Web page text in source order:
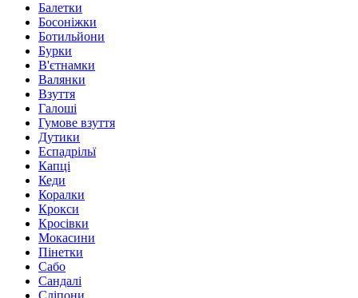
Балетки
Босоніжки
Ботильйони
Бурки
В'єтнамки
Валянки
Взуття
Галоші
Гумове взуття
Дутики
Еспадрільї
Капці
Кеди
Коралки
Крокси
Кросівки
Мокасини
Пінетки
Сабо
Сандалі